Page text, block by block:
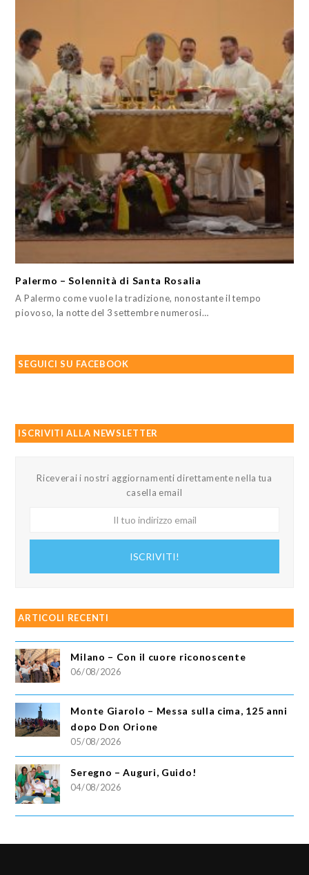
Palermo – Solennità di Santa Rosalia
A Palermo come vuole la tradizione, nonostante il tempo
piovoso, la notte del 3 settembre numerosi…
SEGUICI SU FACEBOOK
ISCRIVITI ALLA NEWSLETTER
Riceverai i nostri aggiornamenti direttamente nella tua
casella email
ISCRIVITI!
ARTICOLI RECENTI
Milano – Con il cuore riconoscente
06/08/2026
Monte Giarolo – Messa sulla cima, 125 anni
dopo Don Orione
05/08/2026
Seregno – Auguri, Guido!
04/08/2026